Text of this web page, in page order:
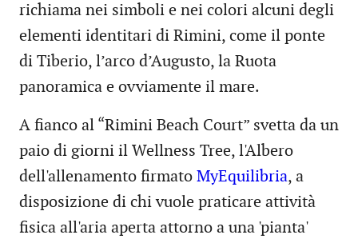
richiama nei simboli e nei colori alcuni degli
elementi identitari di Rimini, come il ponte
di Tiberio, l’arco d’Augusto, la Ruota
panoramica e ovviamente il mare.
A fianco al “Rimini Beach Court” svetta da un
paio di giorni il Wellness Tree, l'Albero
dell'allenamento firmato MyEquilibria, a
disposizione di chi vuole praticare attività
fisica all'aria aperta attorno a una 'pianta'